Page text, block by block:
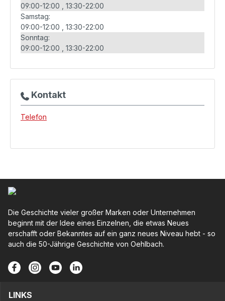
09:00-12:00
13:30-22:00
Samstag:
09:00-12:00
13:30-22:00
Sonntag:
09:00-12:00
13:30-22:00
Kontakt
Telefon
Die Geschichte vieler großer Marken oder Unternehmen
beginnt mit der Idee eines Einzelnen, die etwas Neues
erschafft oder Bekanntes auf ein ganz neues Niveau hebt - so
auch die 50-Jährige Geschichte von Oehlbach.
LINKS